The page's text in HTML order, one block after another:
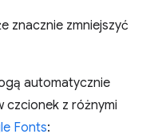
znacznie zmniejszyć
automatycznie
czcionek z różnymi
Fonts: